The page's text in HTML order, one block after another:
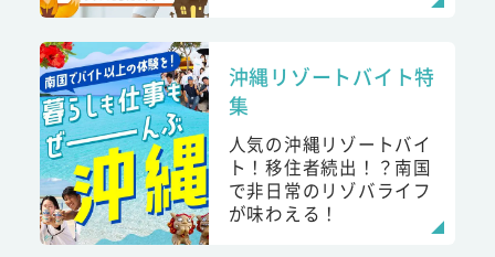
沖縄リゾートバイト特
集
人気の沖縄リゾートバイ
ト！移住者続出！？南国
で非日常のリゾバライフ
が味わえる！